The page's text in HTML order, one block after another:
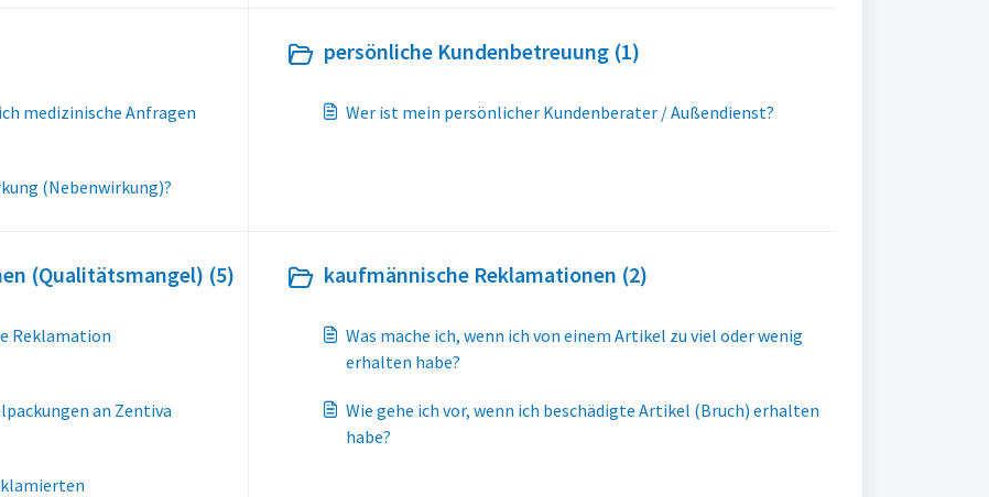
(Nebenwirkung)?
persönliche Kundenbetreuung (1)
Wer ist mein persönlicher Kundenberater / Außendienst?
(Qualitätsmangel) (5)
Reklamation
an Zentiva
kaufmännische Reklamationen (2)
Was mache ich, wenn ich von einem Artikel zu viel oder wenig
erhalten habe?
Wie gehe ich vor, wenn ich beschädigte Artikel (Bruch) erhalten
habe?